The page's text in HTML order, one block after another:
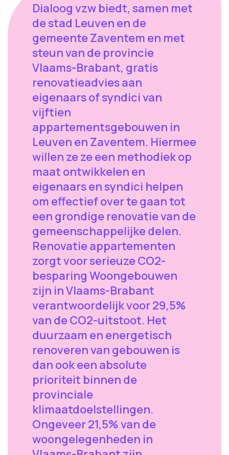
Dialoog vzw biedt, samen met
de stad Leuven en de
gemeente Zaventem en met
steun van de provincie
Vlaams-Brabant, gratis
renovatieadvies aan
eigenaars of syndici van
vijftien
appartementsgebouwen in
Leuven en Zaventem. Hiermee
willen ze ze een methodiek op
maat ontwikkelen en
eigenaars en syndici helpen
om effectief over te gaan tot
een grondige renovatie van de
gemeenschappelijke delen.
Renovatie appartementen
zorgt voor serieuze CO2-
besparing Woongebouwen
zijn in Vlaams-Brabant
verantwoordelijk voor 29,5%
van de CO2-uitstoot. Het
duurzaam en energetisch
renoveren van gebouwen is
dan ook een absolute
prioriteit binnen de
provinciale
klimaatdoelstellingen.
Ongeveer 21,5% van de
woongelegenheden in